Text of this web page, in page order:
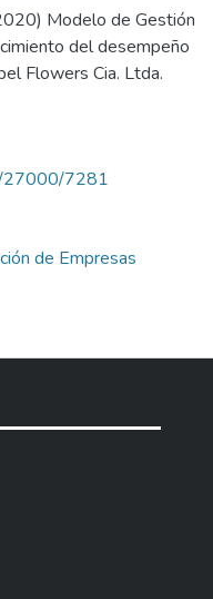
Modelo de Gestión
del desempeño
Flowers Cia. Ltda.
27000/7281
de Empresas